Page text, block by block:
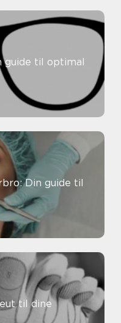
guide til optimal
Din guide til
til dine